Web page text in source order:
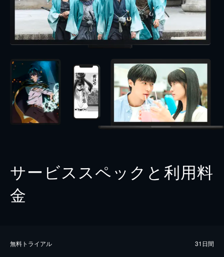
サービススペックと利用料
金
無料トライアル 31日間